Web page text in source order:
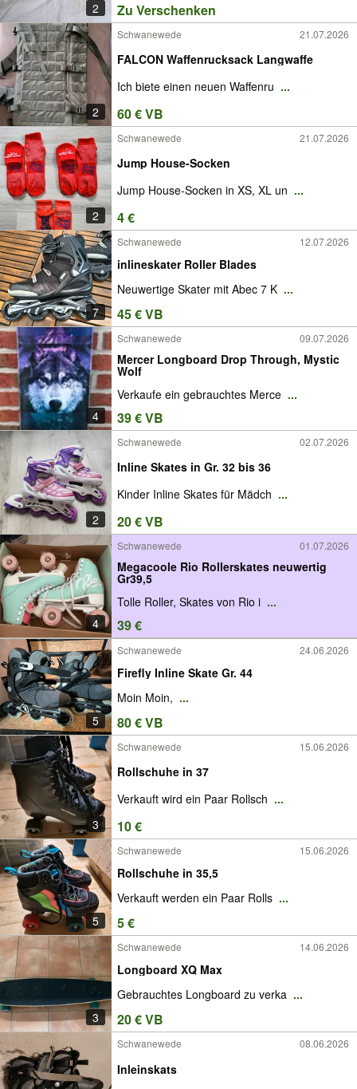
2 Zu Verschenken
2
Schwanewede 21.07.2026
FALCON Waffenrucksack Langwaffe
Ich biete einen neuen Waffenru ...
60 € VB
2
Schwanewede 21.07.2026
Jump House-Socken
Jump House-Socken in XS, XL un ...
4 €
7
Schwanewede 12.07.2026
inlineskater Roller Blades
Neuwertige Skater mit Abec 7 K ...
45 € VB
4
Schwanewede 09.07.2026
Mercer Longboard Drop Through, Mystic
Wolf
Verkaufe ein gebrauchtes Merce ...
39 € VB
2
Schwanewede 02.07.2026
Inline Skates in Gr. 32 bis 36
Kinder Inline Skates für Mädch ...
20 € VB
4
Schwanewede 01.07.2026
Megacoole Rio Rollerskates neuwertig
Gr39,5
Tolle Roller, Skates von Rio i ...
39 €
5
Schwanewede 24.06.2026
Firefly Inline Skate Gr. 44
Moin Moin, ...
80 € VB
3
Schwanewede 15.06.2026
Rollschuhe in 37
Verkauft wird ein Paar Rollsch ...
10 €
5
Schwanewede 15.06.2026
Rollschuhe in 35,5
Verkauft werden ein Paar Rolls ...
5 €
3
Schwanewede 14.06.2026
Longboard XQ Max
Gebrauchtes Longboard zu verka ...
20 € VB
Schwanewede 08.06.2026
Inleinskats